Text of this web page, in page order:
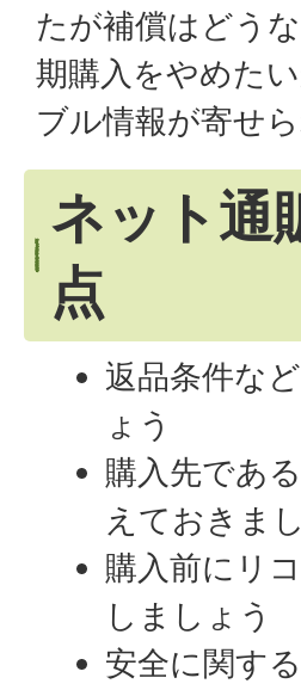
たが補償はどう
期購入をやめた
ブル情報が寄せ
ネット通
点
返品条件な
ょう
購入先であ
えておきま
購入前にリ
しましょう
安全に関す